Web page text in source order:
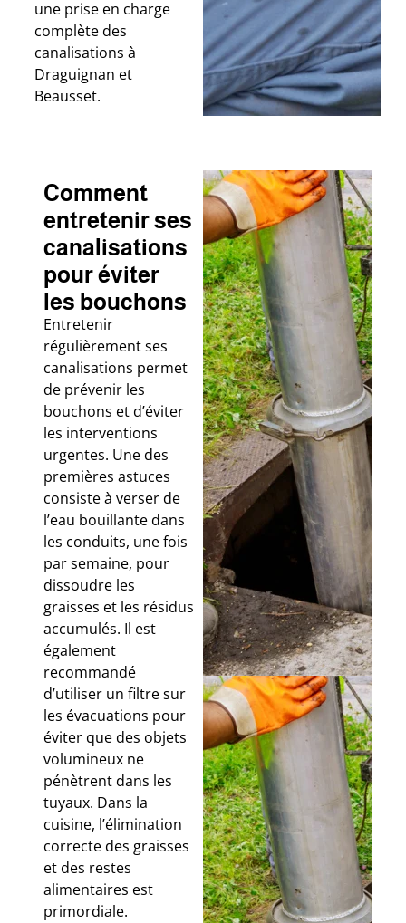
une prise en charge
complète des
canalisations à
Draguignan et
Beausset.
Comment
entretenir ses
canalisations
pour éviter
les bouchons
Entretenir
régulièrement ses
canalisations permet
de prévenir les
bouchons et d’éviter
les interventions
urgentes. Une des
premières astuces
consiste à verser de
l’eau bouillante dans
les conduits, une fois
par semaine, pour
dissoudre les
graisses et les résidus
accumulés. Il est
également
recommandé
d’utiliser un filtre sur
les évacuations pour
éviter que des objets
volumineux ne
pénètrent dans les
tuyaux. Dans la
cuisine, l’élimination
correcte des graisses
et des restes
alimentaires est
primordiale.